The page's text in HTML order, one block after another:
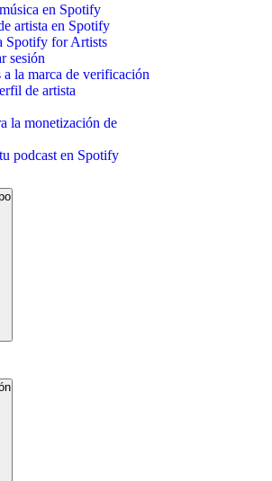
en Spotify
artista en Spotify
Spotify for Artists
sesión
la marca de verificación
de artista
la monetización de
podcast en Spotify